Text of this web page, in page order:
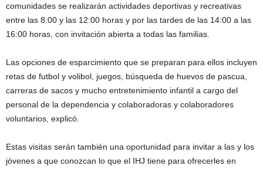
comunidades se realizarán actividades deportivas y recreativas
entre las 8:00 y las 12:00 horas y por las tardes de las 14:00 a las
16:00 horas, con invitación abierta a todas las familias.
Las opciones de esparcimiento que se preparan para ellos incluyen
retas de futbol y volibol, juegos, búsqueda de huevos de pascua,
carreras de sacos y mucho entretenimiento infantil a cargo del
personal de la dependencia y colaboradoras y colaboradores
voluntarios, explicó.
Estas visitas serán también una oportunidad para invitar a las y los
jóvenes a que conozcan lo que el IHJ tiene para ofrecerles en